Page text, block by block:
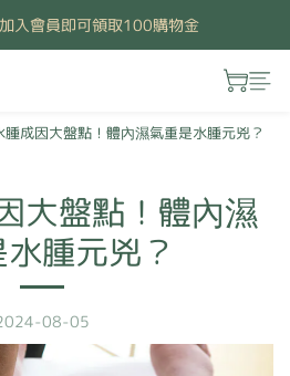
入會員即可領取100購物金
腫成因大盤點！體內濕氣重是水腫元兇？
大盤點！體內濕
腫元兇？
08-05